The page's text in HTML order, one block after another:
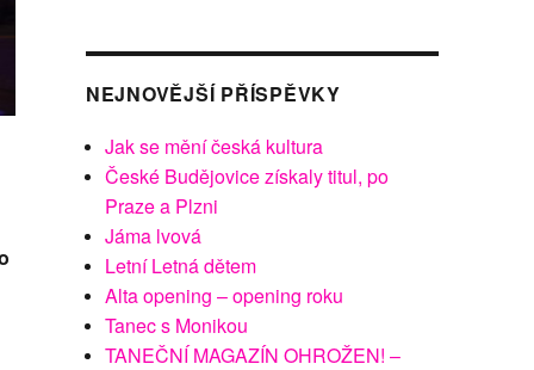
NEJNOVĚJŠÍ PŘÍSPĚVKY
Jak se mění česká kultura
České Budějovice získaly titul, po
Praze a Plzni
Jáma lvová
Letní Letná dětem
Alta opening – opening roku
Tanec s Monikou
TANEČNÍ MAGAZÍN OHROŽEN! –